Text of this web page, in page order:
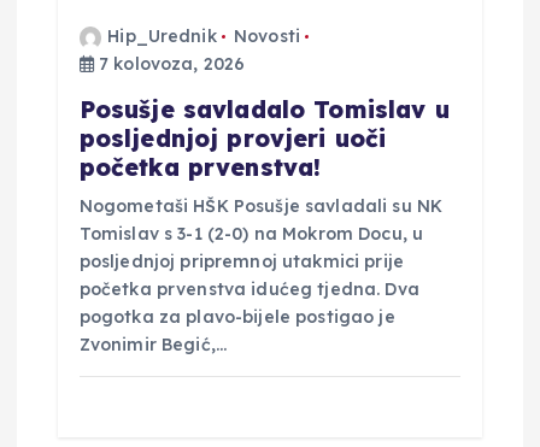
Hip_Urednik
Novosti
7 kolovoza, 2026
Posušje savladalo Tomislav u
posljednjoj provjeri uoči
početka prvenstva!
Nogometaši HŠK Posušje savladali su NK
Tomislav s 3-1 (2-0) na Mokrom Docu, u
posljednjoj pripremnoj utakmici prije
početka prvenstva idućeg tjedna. Dva
pogotka za plavo-bijele postigao je
Zvonimir Begić,…